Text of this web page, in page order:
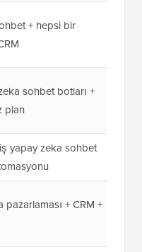
+ hepsi bir
sohbet botları +
plan
yapay zeka sohbet
pazarlaması + CRM +